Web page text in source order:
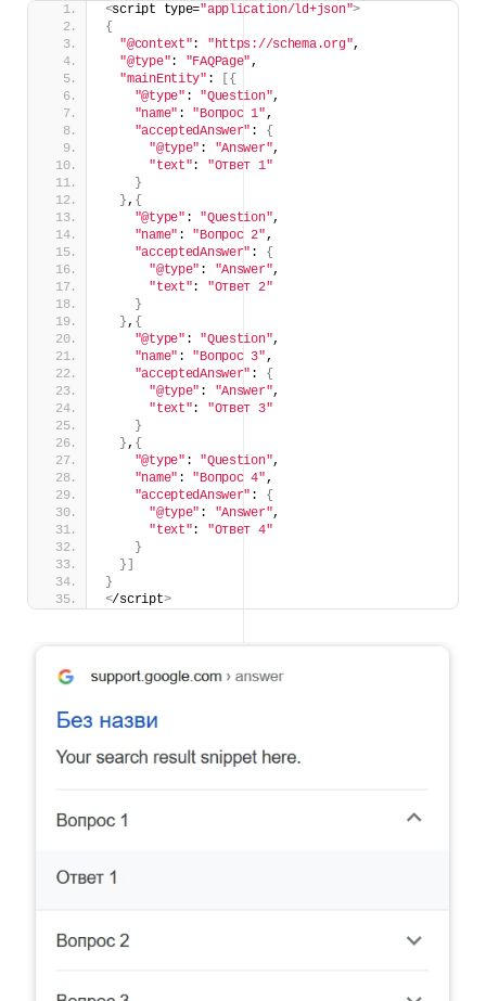
<script type="application/ld+json">
{
"@context": "https://schema.org",
"@type": "FAQPage" ,
"mainEntity" :
[{
"@type" : "Question",
"name" : "Вопрос 1" ,
"acceptedAnswer" : {
"@type" : "Answer",
"text": "Ответ 1"
}
} , {
"@type" : "Question",
"name" : "Вопрос 2" ,
"acceptedAnswer" : {
"@type" : "Answer",
"text": "Ответ 2"
}
} , {
"@type" : "Question",
"name" : "Вопрос 3" ,
"acceptedAnswer" : {
"@type" : "Answer",
"text": "Ответ 3"
}
} , {
"@type" : "Question",
"name" : "Вопрос 4" ,
"acceptedAnswer" : {
"@type" : "Answer",
"text": "Ответ 4"
}
}]
}
</script>